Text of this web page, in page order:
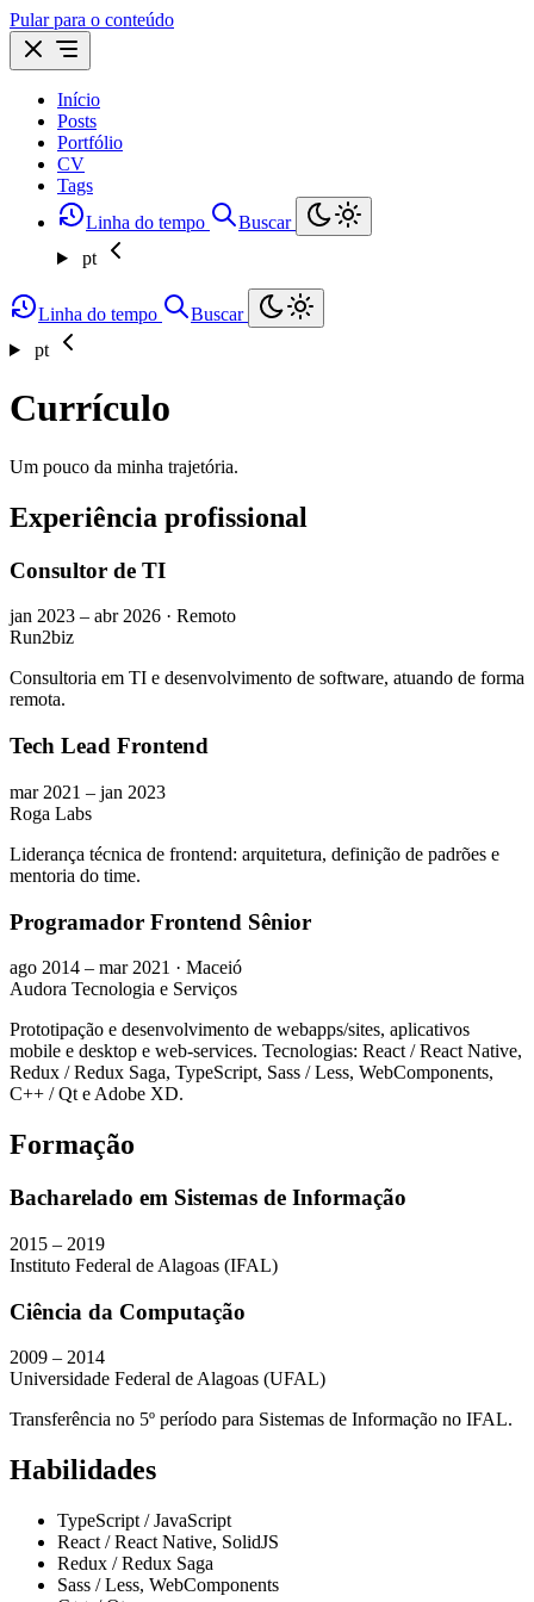
Pular para o conteúdo
Início
Posts
Portfólio
CV
Tags
Linha do tempo
Buscar
pt
Linha do tempo
Buscar
pt
Currículo
Um pouco da minha trajetória.
Experiência profissional
Consultor de TI
jan 2023 – abr 2026 · Remoto
Run2biz
Consultoria em TI e desenvolvimento de software, atuando de forma
remota.
Tech Lead Frontend
mar 2021 – jan 2023
Roga Labs
Liderança técnica de frontend: arquitetura, definição de padrões e
mentoria do time.
Programador Frontend Sênior
ago 2014 – mar 2021 · Maceió
Audora Tecnologia e Serviços
Prototipação e desenvolvimento de webapps/sites, aplicativos
mobile e desktop e web-services. Tecnologias: React / React Native,
Redux / Redux Saga, TypeScript, Sass / Less, WebComponents,
C++ / Qt e Adobe XD.
Formação
Bacharelado em Sistemas de Informação
2015 – 2019
Instituto Federal de Alagoas (IFAL)
Ciência da Computação
2009 – 2014
Universidade Federal de Alagoas (UFAL)
Transferência no 5º período para Sistemas de Informação no IFAL.
Habilidades
TypeScript / JavaScript
React / React Native, SolidJS
Redux / Redux Saga
Sass / Less, WebComponents